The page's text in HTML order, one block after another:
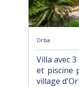
Orba
Villa avec
et piscine
village